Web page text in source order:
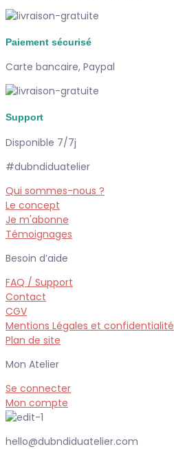
Paiement sécurisé
Carte bancaire, Paypal
Support
Disponible 7/7j
#dubndiduatelier
Qui sommes-nous ?
Le concept
Je m'abonne
Témoignages
Besoin d’aide
FAQ / Support
Contact
CGV
Mentions Légales et confidentialité
Plan de site
Mon Atelier
Se connecter
Mon compte
hello@dubndiduatelier.com